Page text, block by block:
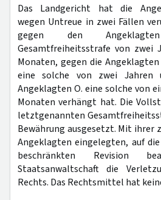
Das Landgericht hat die
wegen Untreue in zwei Fällen
gegen den
Gesamtfreiheitsstrafe von zwei
Monaten, gegen die Angeklagten
eine solche von zwei Jahren
Angeklagten O. eine solche von
Monaten verhängt hat. Die
letztgenannten
Bewährung ausgesetzt. Mit ihrer
Angeklagten eingelegten, auf
beschränkten Revision
Staatsanwaltschaft die
Rechts. Das Rechtsmittel hat